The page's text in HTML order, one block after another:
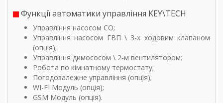
Функції автоматики управління KEY\TECH
Управління насосом СО;
Управління насосом ГВП \ 3-х ходовим клапаном
(опція);
Управління димососом \ 2-м вентилятором;
Робота по кімнатному термостату;
Погодозалежне управління (опція);
WI-FI Модуль (опція);
GSM Модуль (опція).